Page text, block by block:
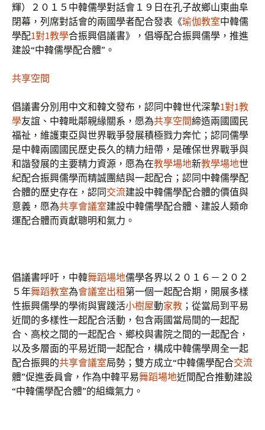
輝）２０１５中韓儒學對話會１９日在孔子故鄉山東曲阜
閉幕，列席對話會的兩國學者配合發表《瑜伽教室中韓儒
學配1對1教學合振興倡議書》，倡導配合振興儒學，推進
建設“中韓儒學配合體”。
共享空間
倡議書分別用中文和韓文發布，認同中韓世代深摯1對1教
學友誼、中韓毗鄰親緣關系，愿為共享空間締造兩國國民
福祉，維護東亞與世界戰爭發展積極戮力奔忙；認同儒學
是中韓兩國國民歷史長久的精力紐帶，是確保世界戰爭與
和諧發展的主要精力資源，愿為在教學場地新教學場地世
紀配合振興儒學而精誠團結與一起配合；認同中韓儒學配
合體的歷史存在，認同交流建設中韓儒學配合體的價值與
意義，愿為共享會議室建設中韓儒學配合體、建設人類命
運配合體而貢獻聰明和氣力。
倡議書呼吁，中韓舞蹈場地儒學各界以２０１６－２０２
５年舞蹈教室為會議室出租第一個一起配合期，開展多樣
性振興儒學的學術與實踐活小樹屋動家教 ；從當局到平易
近間的多樣性一起配合活動，包含兩國當局間的一起配
合、高校之間的一起配合、鄉校與書院之間的一起配合，
以及多層面的平易近間一起配合，構成中韓儒學周全一起
配合振興的共享會議室局勢；雙方成立“中韓儒學配合交流
體”促進委員會，作為中韓平易舞蹈場地近間配合推動建設
“中韓儒學配合體”的組織氣力。